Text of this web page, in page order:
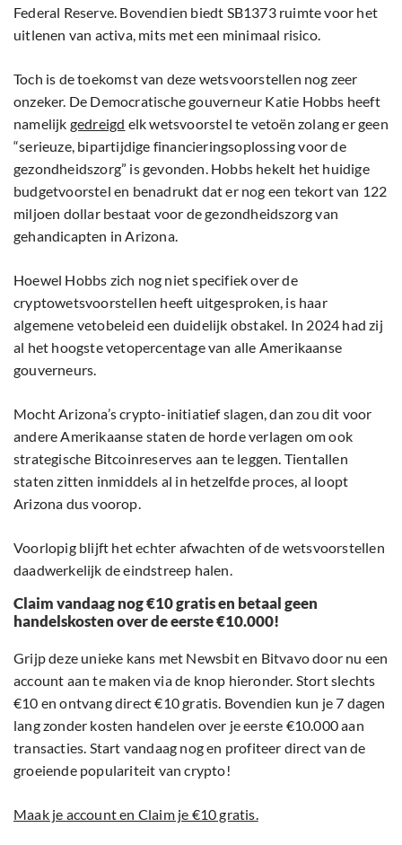
Federal Reserve. Bovendien biedt SB1373 ruimte voor het
uitlenen van activa, mits met een minimaal risico.
Toch is de toekomst van deze wetsvoorstellen nog zeer
onzeker. De Democratische gouverneur Katie Hobbs heeft
namelijk gedreigd elk wetsvoorstel te vetoën zolang er geen
“serieuze, bipartijdige financieringsoplossing voor de
gezondheidszorg” is gevonden. Hobbs hekelt het huidige
budgetvoorstel en benadrukt dat er nog een tekort van 122
miljoen dollar bestaat voor de gezondheidszorg van
gehandicapten in Arizona.
Hoewel Hobbs zich nog niet specifiek over de
cryptowetsvoorstellen heeft uitgesproken, is haar
algemene vetobeleid een duidelijk obstakel. In 2024 had zij
al het hoogste vetopercentage van alle Amerikaanse
gouverneurs.
Mocht Arizona’s crypto-initiatief slagen, dan zou dit voor
andere Amerikaanse staten de horde verlagen om ook
strategische Bitcoinreserves aan te leggen. Tientallen
staten zitten inmiddels al in hetzelfde proces, al loopt
Arizona dus voorop.
Voorlopig blijft het echter afwachten of de wetsvoorstellen
daadwerkelijk de eindstreep halen.
Claim vandaag nog €10 gratis en betaal geen
handelskosten over de eerste €10.000!
Grijp deze unieke kans met Newsbit en Bitvavo door nu een
account aan te maken via de knop hieronder. Stort slechts
€10 en ontvang direct €10 gratis. Bovendien kun je 7 dagen
lang zonder kosten handelen over je eerste €10.000 aan
transacties. Start vandaag nog en profiteer direct van de
groeiende populariteit van crypto!
Maak je account en Claim je €10 gratis.